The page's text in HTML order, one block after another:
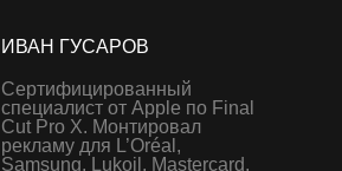
ИВАН ГУСАРОВ
Сертифицированный
специалист от Apple по Final
Cut Pro X. Монтировал
рекламу для L’Oréal,
Samsung, Lukoil, Mastercard,